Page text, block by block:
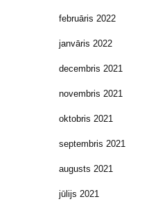
februāris 2022
janvāris 2022
decembris 2021
novembris 2021
oktobris 2021
septembris 2021
augusts 2021
jūlijs 2021